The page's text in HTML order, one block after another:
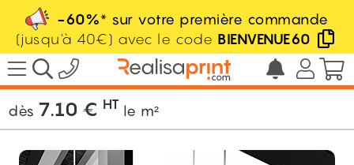
-60%* sur votre première commande
(jusqu'à 40€) avec le code BIENVENUE60
/ Signalétique / Panneau rigide /
Panneau
dès 7.10 € HT le m²